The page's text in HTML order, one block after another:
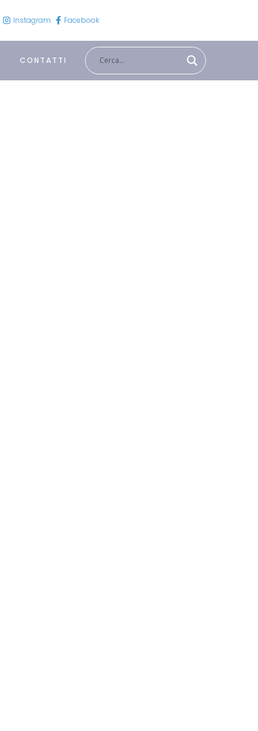
Instagram Facebook
CONTATTI